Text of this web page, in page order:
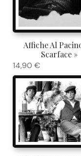
Affiche Al
Scarface »
14,90€